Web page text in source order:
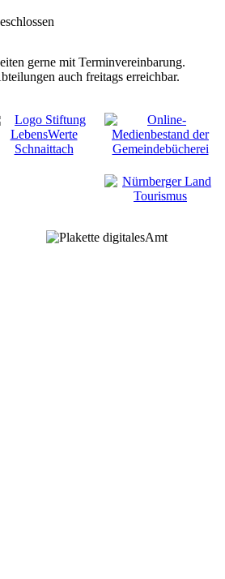
gerne mit Terminvereinbarung.
auch freitags erreichbar.